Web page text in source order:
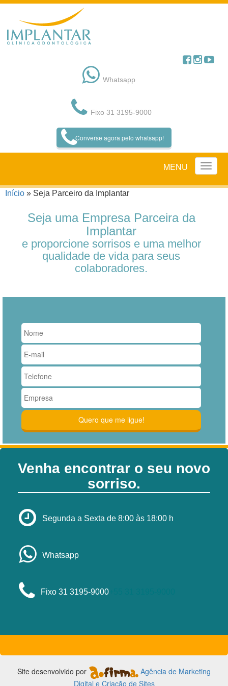
para
o
conteúdo
Whatsapp
Fixo 31 3195-9000
Converse agora pelo whatsapp!
MENU
Início » Seja Parceiro da Implantar
Seja uma Empresa Parceira da
Implantar
e proporcione sorrisos e uma melhor
qualidade de vida para seus
colaboradores.
Venha encontrar o seu novo
sorriso.
Segunda a Sexta de 8:00 às 18:00 h
Whatsapp
Fixo 31 3195-9000
Site desenvolvido por
Agência de Marketing
Digital e Criação de Sites